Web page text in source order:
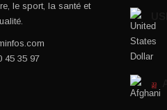
le sport, la santé et
45 35 97